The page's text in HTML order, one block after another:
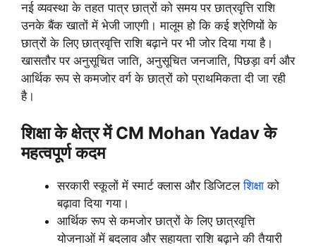
नई व्यवस्था के तहत पात्र छात्रों को समय पर छात्रवृत्ति राशि
उनके बैंक खातों में भेजी जाएगी। मालूम हो कि कई श्रेणियों के
छात्रों के लिए छात्रवृत्ति राशि बढ़ाने पर भी जोर दिया गया है।
खासतौर पर अनुसूचित जाति, अनुसूचित जनजाति, पिछड़ा वर्ग और
आर्थिक रूप से कमजोर वर्ग के छात्रों को प्राथमिकता दी जा रही
है।
शिक्षा के क्षेत्र में CM Mohan Yadav के
महत्वपूर्ण कदम
सरकारी स्कूलों में स्मार्ट क्लास और डिजिटलशिक्षा को
बढ़ावा दिया गया।
आर्थिक रूप से कमजोर छात्रों के लिए छात्रवृत्ति
योजनाओं में बदलाव और सहायता राशि बढ़ाने की तैयारी